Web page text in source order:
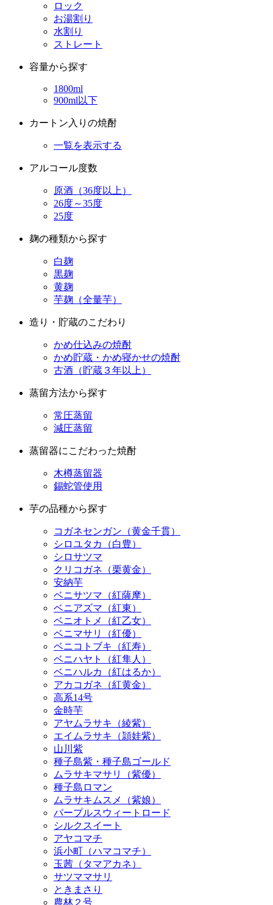
ロック
お湯割り
水割り
ストレート
容量から探す
1800ml
900ml以下
カートン入りの焼酎
一覧を表示する
アルコール度数
原酒（36度以上）
26度～35度
25度
麹の種類から探す
白麹
黒麹
黄麹
芋麹（全量芋）
造り・貯蔵のこだわり
かめ仕込みの焼酎
かめ貯蔵・かめ寝かせの焼酎
古酒（貯蔵３年以上）
蒸留方法から探す
常圧蒸留
減圧蒸留
蒸留器にこだわった焼酎
木樽蒸留器
錫蛇管使用
芋の品種から探す
コガネセンガン（黄金千貫）
シロユタカ（白豊）
シロサツマ
クリコガネ（栗黄金）
安納芋
ベニサツマ（紅薩摩）
ベニアズマ（紅東）
ベニオトメ（紅乙女）
ベニマサリ（紅優）
ベニコトブキ（紅寿）
ベニハヤト（紅隼人）
ベニハルカ（紅はるか）
アカコガネ（紅黄金）
高系14号
金時芋
アヤムラサキ（綾紫）
エイムラサキ（頴娃紫）
山川紫
種子島紫・種子島ゴールド
ムラサキマサリ（紫優）
種子島ロマン
ムラサキムスメ（紫娘）
パープルスウィートロード
シルクスイート
アヤコマチ
浜小町（ハマコマチ）
玉茜（タマアカネ）
サツママサリ
ときまさり
農林２号